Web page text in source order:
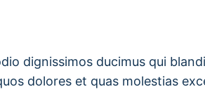
dignissimos ducimus qui
dolores et quas molestias